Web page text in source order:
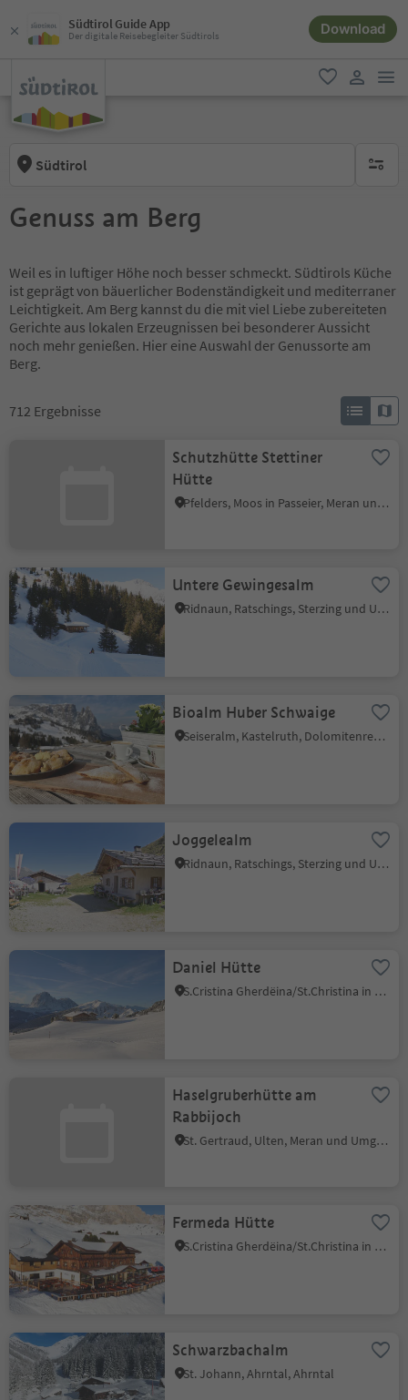
Südtirol Guide App
Der digitale Reisebegleiter Südtirols Download
favorit
Südtirol keine
Genuss am Berg
Weil es in luftiger Höhe noch besser schmeckt. Südtirols Küche
ist geprägt von bäuerlicher Bodenständigkeit und mediterraner
Leichtigkeit. Am Berg kannst du die mit viel Liebe zubereiteten
Gerichte aus lokalen Erzeugnissen bei besonderer Aussicht
noch mehr genießen. Hier eine Auswahl der Genussorte am
Berg.
712 Ergebnisse
Schutzhütte Stettiner
Hütte
Pfelders, Moos in Passeier, Meran und Umgebung
Untere Gewingesalm
Ridnaun, Ratschings, Sterzing und Umgebung
Bioalm Huber Schwaige
Seiseralm, Kastelruth, Dolomitenregion Seiser Alm
Joggelealm
Ridnaun, Ratschings, Sterzing und Umgebung
Daniel Hütte
S.Cristina Gherdëina/St.Christina in Gröden, St.Christina in Gröden, Dolomitenregion Gröden
Haselgruberhütte am
Rabbijoch
St. Gertraud, Ulten, Meran und Umgebung
Fermeda Hütte
S.Cristina Gherdëina/St.Christina in Gröden, St.Christina in Gröden, Dolomitenregion Gröden
Schwarzbachalm
St. Johann, Ahrntal, Ahrntal